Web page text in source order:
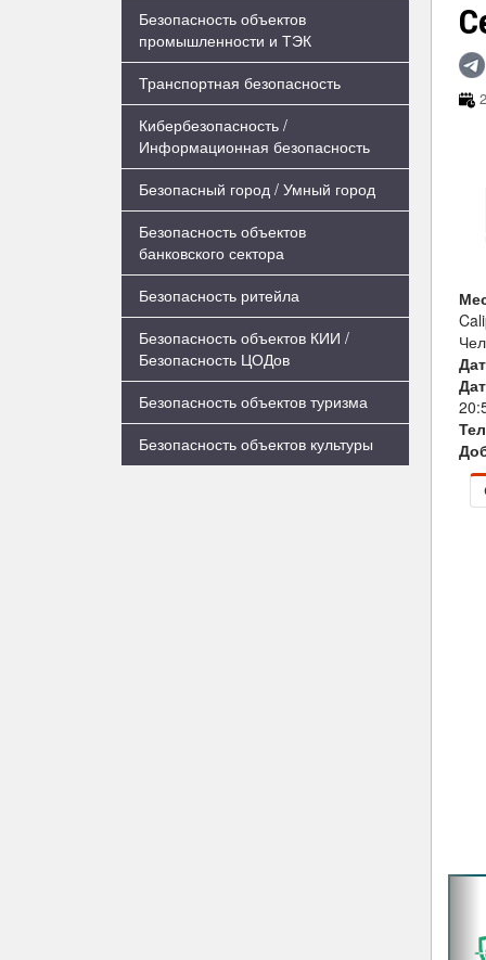
Безопасность объектов
промышленности и ТЭК
Транспортная безопасность
Кибербезопасность /
Информационная безопасность
Безопасный город / Умный город
Безопасность объектов
банковского сектора
Безопасность ритейла
Безопасность объектов КИИ /
Безопасность ЦОДов
Безопасность объектов туризма
Безопасность объектов культуры